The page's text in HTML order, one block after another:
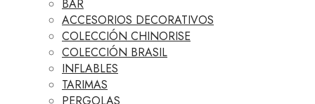
BAR
ACCESORIOS DECORATIVOS
COLECCIÓN CHINORISE
COLECCIÓN BRASIL
INFLABLES
TARIMAS